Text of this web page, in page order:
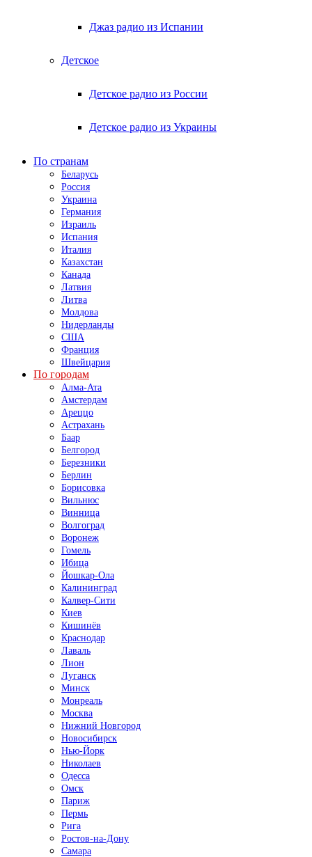
Джаз радио из Испании
Детское
Детское радио из России
Детское радио из Украины
По странам
Беларусь
Россия
Украина
Германия
Израиль
Испания
Италия
Казахстан
Канада
Латвия
Литва
Молдова
Нидерланды
США
Франция
Швейцария
По городам
Алма-Ата
Амстердам
Ареццо
Астрахань
Баар
Белгород
Березники
Берлин
Борисовка
Вильнюс
Винница
Волгоград
Воронеж
Гомель
Ибица
Йошкар-Ола
Калининград
Калвер-Сити
Киев
Кишинёв
Краснодар
Лаваль
Лион
Луганск
Минск
Монреаль
Москва
Нижний Новгород
Новосибирск
Нью-Йорк
Николаев
Одесса
Омск
Париж
Пермь
Рига
Ростов-на-Дону
Самара